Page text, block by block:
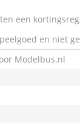
een
en niet
Modelbus.nl